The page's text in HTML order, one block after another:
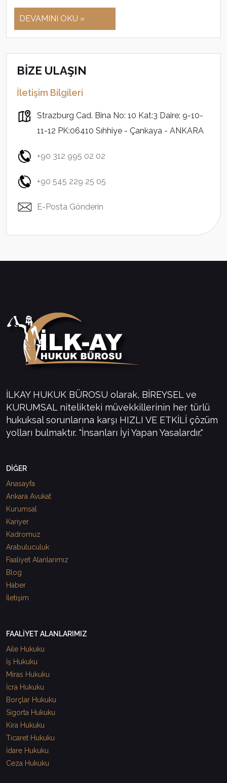
DEVAMINI OKU »
BİZE ULAŞIN
İletişim Bilgileri
Strazburg Cad. Bina No: 10 Kat:3 Daire: 9-10-
11-12 PK:06410 Sıhhiye - Çankaya - ANKARA
+90 312 995 02 02
+90 545 229 25 05
E-Posta Gönderin
İLKAY HUKUK BÜROSU olarak, BİREYSEL ve
KURUMSAL nitelikteki müvekkillerinin her türlü
hukuksal sorunlarına karşı HIZLI VE ETKİLİ çözüm
yolları bulmaktır. "İnsanları İyi Yapan Yasalardır."
DİĞER
Anasayfa
Ankara Avukat
Kurumsal
Kariyer
Kadromuz
Arabuluculuk
Faaliyet Alanlarımız
Blog
Haber
İletişim
FAALİYET ALANLARIMIZ
Aile Hukuku
İş Hukuku
Miras Hukuku
İcra Hukuku
Borçlar Hukuku
Sigorta Hukuku
Kira Hukuku
Ticaret Hukuku
İdare Hukuku
Ceza Hukuku